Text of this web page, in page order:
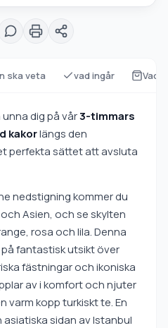
ska veta vad ingår Vad
dig på vår3-timmars
kakorlängs den
perfekta sättet att avsluta
nedstigning kommer du
Asien, och se skylten
rosa och lila. Denna
fantastisk utsikt över
fästningar och ikoniska
av i komfort och njuter
varm kopp turkiskt te. En
sidan av Istanbul